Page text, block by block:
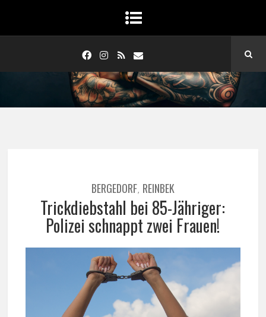
BERGEDORF, REINBEK
Trickdiebstahl bei 85-Jähriger:
Polizei schnappt zwei Frauen!